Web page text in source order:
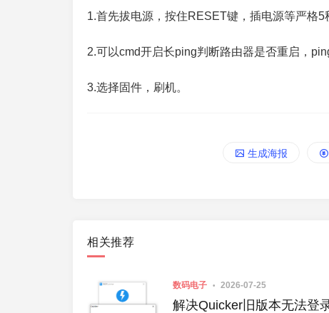
1.首先拔电源，按住RESET键，插电源等严格
2.可以cmd开启长ping判断路由器是否重启，
3.选择固件，刷机。
生成海报
相关推荐
数码电子 2026-07-25
解决Quicker旧版本无法登